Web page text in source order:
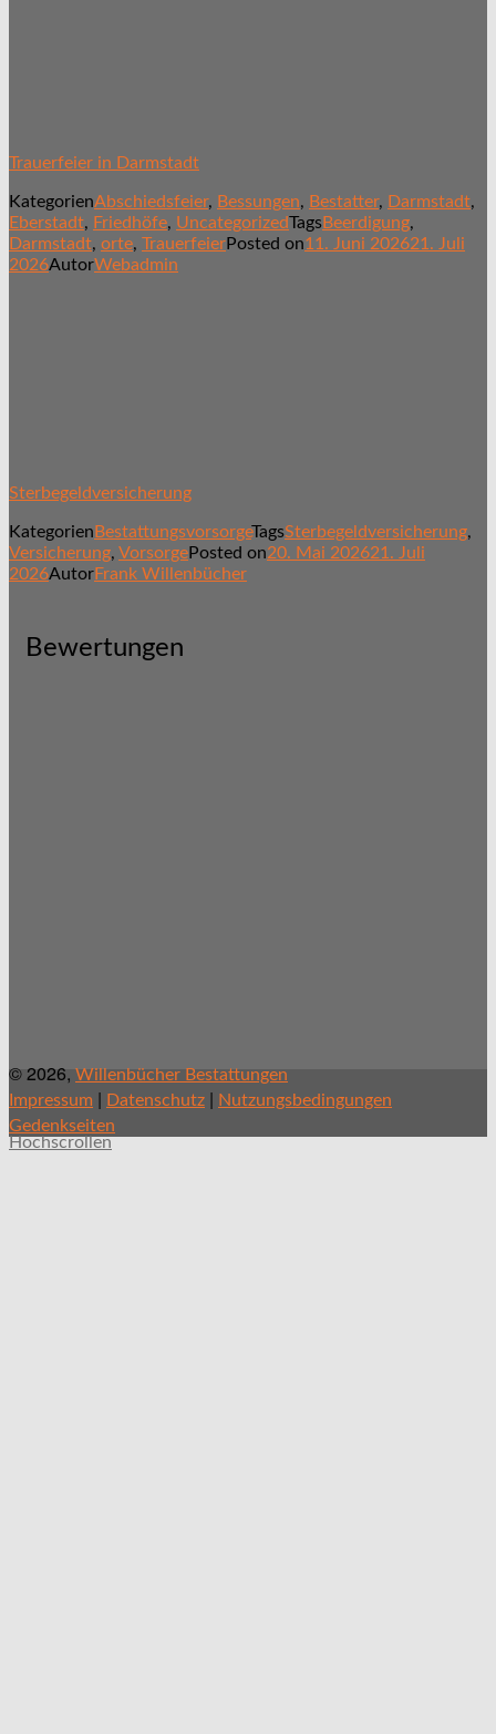
Trauerfeier in Darmstadt
KategorienAbschiedsfeier, Bessungen, Bestatter, Darmstadt,
Eberstadt, Friedhöfe, UncategorizedTagsBeerdigung,
Darmstadt, orte, TrauerfeierPosted on11. Juni 202621. Juli
2026AutorWebadmin
Sterbegeldversicherung
KategorienBestattungsvorsorgeTagsSterbegeldversicherung,
Versicherung, VorsorgePosted on20. Mai 202621. Juli
2026AutorFrank Willenbücher
Bewertungen
© 2026, Willenbücher Bestattungen
Impressum | Datenschutz | Nutzungsbedingungen
Gedenkseiten
Hochscrollen